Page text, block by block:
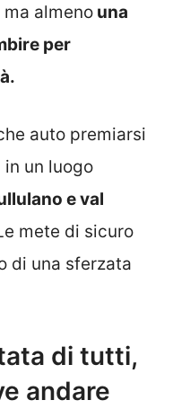
almeno una
per
auto premiarsi
un luogo
e val
mete di sicuro
di una sferzata
di tutti,
andare